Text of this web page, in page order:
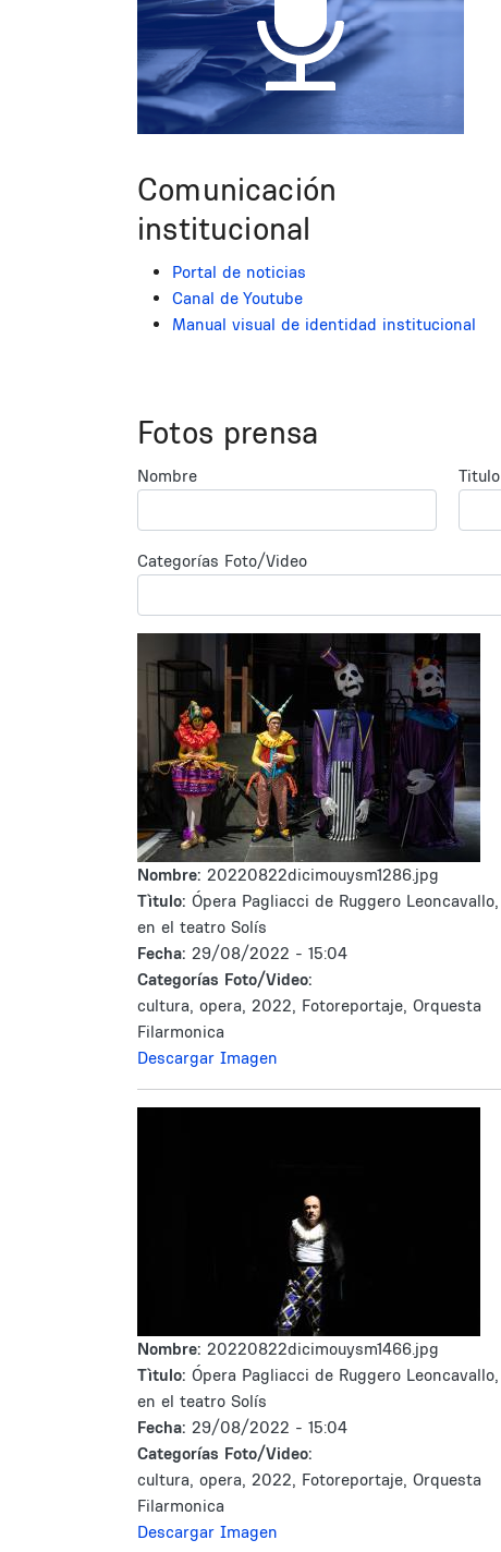
Comunicación
institucional
Portal de noticias
Canal de Youtube
Manual visual de identidad institucional
Fotos prensa
Nombre Titulo
Categorías Foto/Video
Nombre: 20220822dicimouysm1286.jpg
Tìtulo: Ópera Pagliacci de Ruggero Leoncavallo,
en el teatro Solís
Fecha: 29/08/2022 - 15:04
Categorías Foto/Video:
cultura, opera, 2022, Fotoreportaje, Orquesta
Filarmonica
Descargar Imagen
Nombre: 20220822dicimouysm1466.jpg
Tìtulo: Ópera Pagliacci de Ruggero Leoncavallo,
en el teatro Solís
Fecha: 29/08/2022 - 15:04
Categorías Foto/Video:
cultura, opera, 2022, Fotoreportaje, Orquesta
Filarmonica
Descargar Imagen